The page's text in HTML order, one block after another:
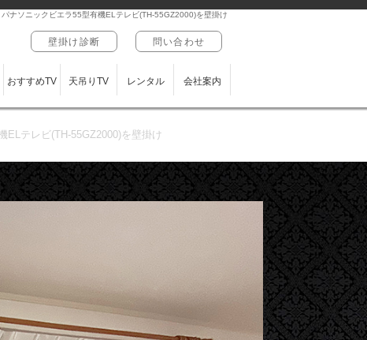
ナソニックビエラ55型有機ELテレビ(TH-55GZ2000)を壁掛け
壁掛け診断 問い合わせ
おすすめTV 天吊りTV レンタル 会社案内
ELテレビ(TH-55GZ2000)を壁掛け